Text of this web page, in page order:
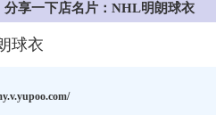
分享一下店名片：NHL明朗球衣
球衣